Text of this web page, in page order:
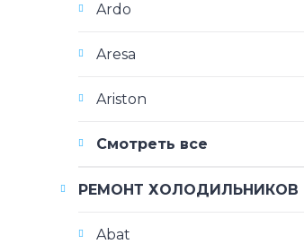
Ardo
Aresa
Ariston
Смотреть все
РЕМОНТ ХОЛОДИЛЬНИКОВ
Abat